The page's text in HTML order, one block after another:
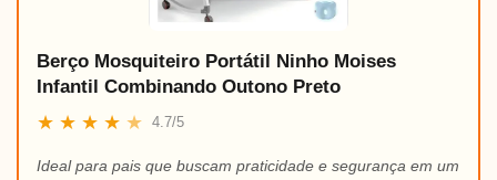
Berço Mosquiteiro Portátil Ninho Moises
Infantil Combinando Outono Preto
★ ★ ★ ★ ★ 4.7/5
Ideal para pais que buscam praticidade e segurança em um